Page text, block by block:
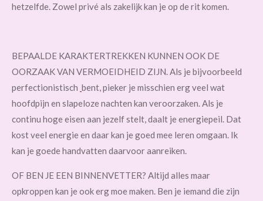
hetzelfde. Zowel privé als zakelijk kan je op de rit komen.
BEPAALDE KARAKTERTREKKEN KUNNEN OOK DE
OORZAAK VAN VERMOEIDHEID ZIJN. Als je bijvoorbeeld
perfectionistisch bent, pieker je misschien erg veel wat
hoofdpijn en slapeloze nachten kan veroorzaken. Als je
continu hoge eisen aan jezelf stelt, daalt je energiepeil. Dat
kost veel energie en daar kan je goed mee leren omgaan. Ik
kan je goede handvatten daarvoor aanreiken.
OF BEN JE EEN BINNENVETTER? Altijd alles maar
opkroppen kan je ook erg moe maken. Ben je iemand die zijn